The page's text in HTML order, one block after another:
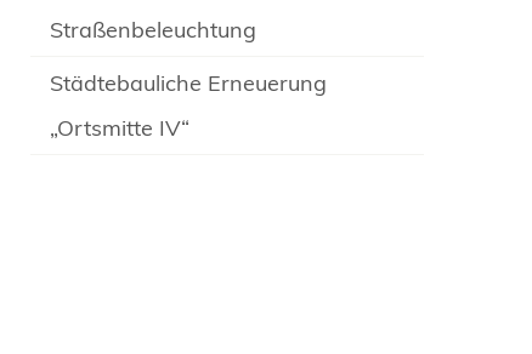
Straßenbeleuchtung
Städtebauliche Erneuerung
„Ortsmitte IV“